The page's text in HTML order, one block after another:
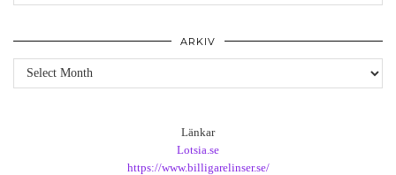
ARKIV
Arkiv
Länkar
Lotsia.se
https://www.billigarelinser.se/